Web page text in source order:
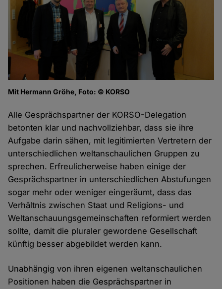
Mit Hermann Gröhe, Foto: © KORSO
Alle Gesprächspartner der KORSO-Delegation
betonten klar und nachvollziehbar, dass sie ihre
Aufgabe darin sähen, mit legitimierten Vertretern der
unterschiedlichen weltanschaulichen Gruppen zu
sprechen. Erfreulicherweise haben einige der
Gesprächspartner in unterschiedlichen Abstufungen
sogar mehr oder weniger eingeräumt, dass das
Verhältnis zwischen Staat und Religions- und
Weltanschauungsgemeinschaften reformiert werden
sollte, damit die pluraler gewordene Gesellschaft
künftig besser abgebildet werden kann.
Unabhängig von ihren eigenen weltanschaulichen
Positionen haben die Gesprächspartner in